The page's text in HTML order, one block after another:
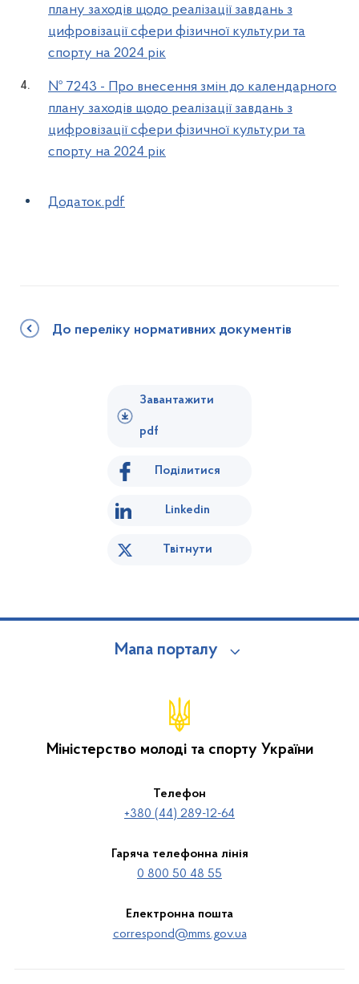
плану заходів щодо реалізації завдань з
цифровізації сфери фізичної культури та
спорту на 2024 рік
№ 7243 - Про внесення змін до календарного
плану заходів щодо реалізації завдань з
цифровізації сфери фізичної культури та
спорту на 2024 рік
Додаток.pdf
До переліку нормативних документів
Завантажити
pdf
Поділитися
Linkedin
Твітнути
Мапа порталу
Міністерство молоді та спорту України
Телефон
+380 (44) 289-12-64
Гаряча телефонна лінія
0 800 50 48 55
Електронна пошта
correspond@mms.gov.ua